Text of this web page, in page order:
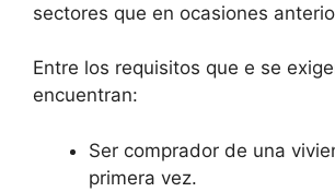
sectores que en ocasiones
Entre los requisitos que e se
encuentran:
Ser comprador de una
primera vez.